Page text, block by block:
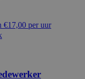
€17,00 per uur